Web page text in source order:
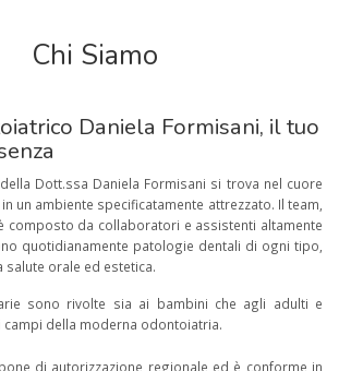
Chi Siamo
Daniela Formisani, il tuo
Dott.ssa Daniela Formisani si trova nel cuore
un ambiente specificatamente attrezzato. Il team,
composto da collaboratori e assistenti altamente
quotidianamente patologie dentali di ogni tipo,
salute orale ed estetica.
sono rivolte sia ai bambini che agli adulti e
della moderna odontoiatria.
di autorizzazione regionale ed è conforme in